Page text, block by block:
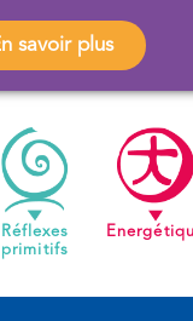
savoir plus
Réflexes
primitifs